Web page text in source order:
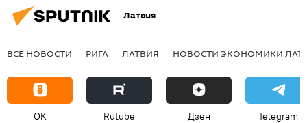
Латвия
ВСЕ НОВОСТИ РИГА ЛАТВИЯ НОВОСТИ ЭКОНОМИКИ
OK Rutube Дзен Telegram